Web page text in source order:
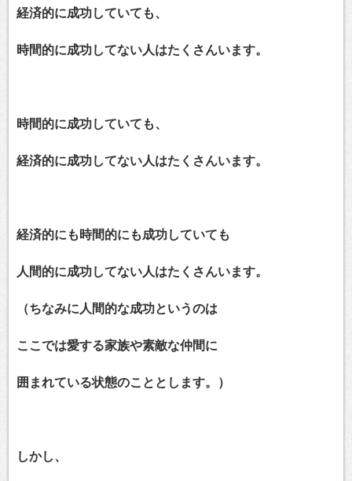
経済的に成功していても、
時間的に成功してない人はたくさんいます。
時間的に成功していても、
経済的に成功してない人はたくさんいます。
経済的にも時間的にも成功していても
人間的に成功してない人はたくさんいます。
（ちなみに人間的な成功というのは
ここでは愛する家族や素敵な仲間に
囲まれている状態のこととします。）
しかし、